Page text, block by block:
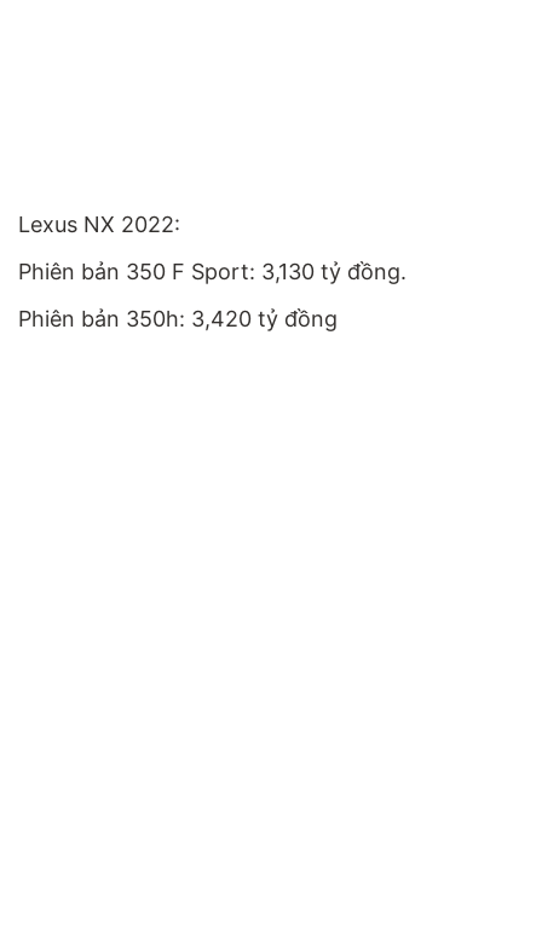
Lexus NX 2022:
Phiên bản 350 F Sport: 3,130 tỷ đồng.
Phiên bản 350h: 3,420 tỷ đồng